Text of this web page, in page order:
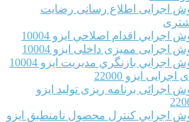
اجرایی اطلاع رسانی رضایت
اجرايي اقدام اصلاحي ایزو 10004
اجرایی ممیزی داخلی ایزو 10004
اجرايي بازنگري مديريت ایزو 10004
ایزو 22000
اجرائی برنامه ريزی توليد ایزو
اجرايي كنترل محصول نامنطبق ایزو